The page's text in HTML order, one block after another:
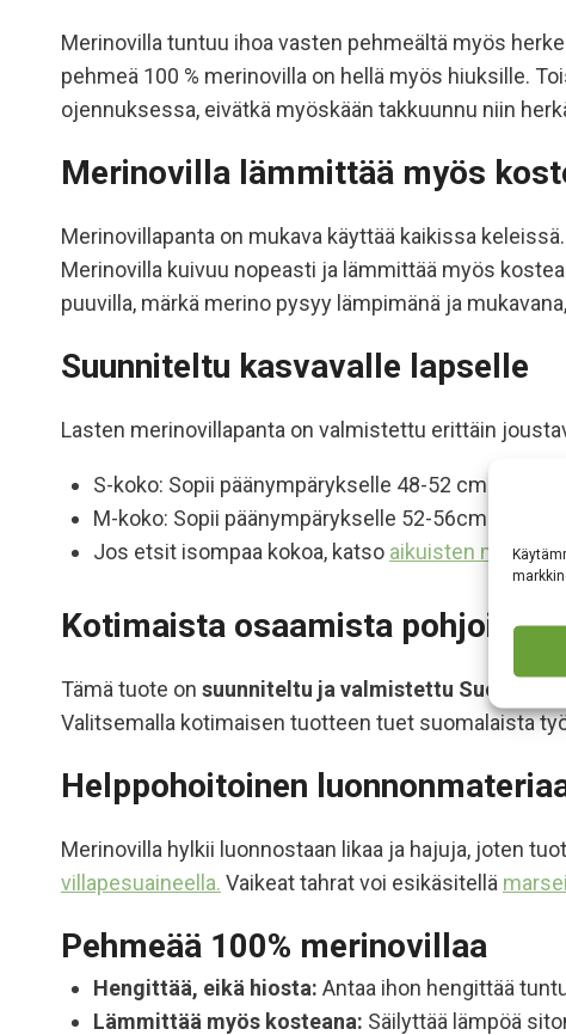
Merinovilla tuntuu ihoa vasten pehmeältä myös
pehmeä 100 % merinovilla on hellä myös hiuksille.
ojennuksessa, eivätkä myöskään takkuunnu niin
Merinovilla lämmittää myös
Merinovillapanta on mukava käyttää kaikissa
Merinovilla kuivuu nopeasti ja lämmittää myös
puuvilla, märkä merino pysyy lämpimänä ja
Suunniteltu kasvavalle lapselle
Lasten merinovillapanta on valmistettu erittäin
S-koko: Sopii päänympärykselle 48-52 cm.
M-koko: Sopii päänympärykselle 52-56cm.
Jos etsit isompaa kokoa, katso aikuisten
Kotimaista osaamista pohjoisiin
Tämä tuote on suunniteltu ja valmistettu Suomessa
Valitsemalla kotimaisen tuotteen tuet suomalaista
Helppohoitoinen
Merinovilla hylkii luonnostaan likaa ja hajuja, joten
villapesuaineella. Vaikeat tahrat voi esikäsitellä
Pehmeää 100% merinovillaa
Hengittää, eikä hiosta: Antaa ihon hengittää
Lämmittää myös kosteana: Säilyttää lämpöä